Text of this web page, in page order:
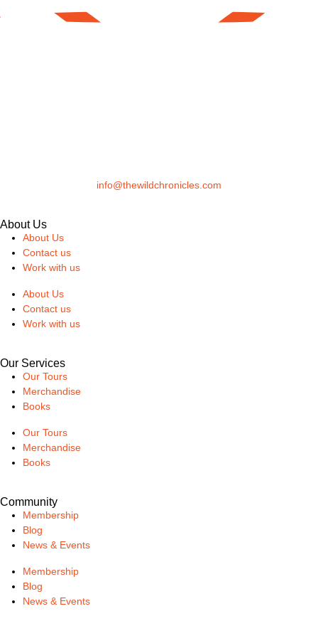
info@thewildchronicles.com
About Us
About Us
Contact us
Work with us
About Us
Contact us
Work with us
Our Services
Our Tours
Merchandise
Books
Our Tours
Merchandise
Books
Community
Membership
Blog
News & Events
Membership
Blog
News & Events